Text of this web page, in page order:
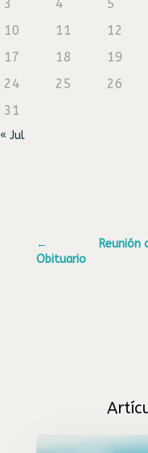
3
4 5
10
11 12
17
18 19
24
25 26
31
« Jul
←
Obituario
Reunión